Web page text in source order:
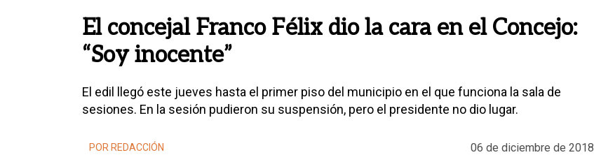
El concejal Franco Félix dio la cara en el Concejo:
“Soy inocente”
El edil llegó este jueves hasta el primer piso del municipio en el que funciona la sala de
sesiones. En la sesión pudieron su suspensión, pero el presidente no dio lugar.
POR REDACCIÓN 06 de diciembre de 2018